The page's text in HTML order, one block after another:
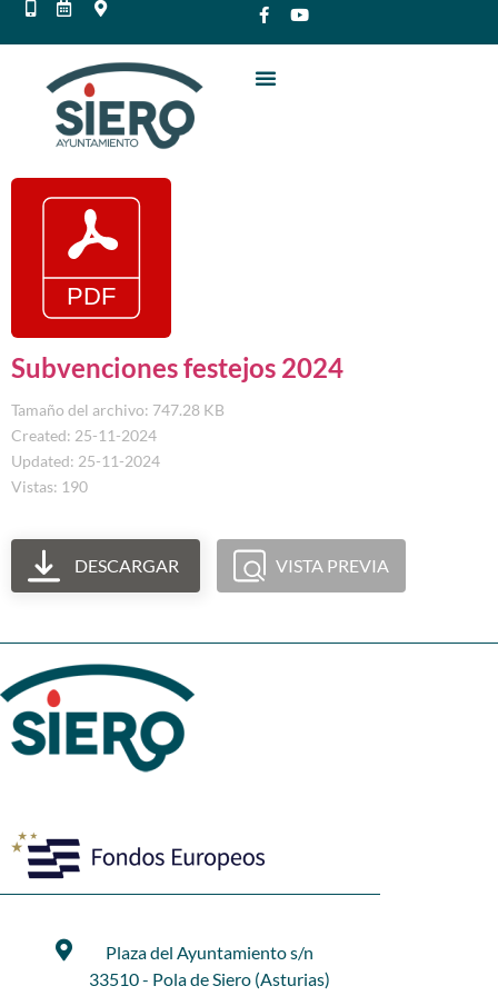
Subvenciones festejos 2024
Tamaño del archivo: 747.28 KB
Created: 25-11-2024
Updated: 25-11-2024
Vistas: 190
DESCARGAR VISTA PREVIA
Plaza del Ayuntamiento s/n
33510 - Pola de Siero (Asturias)